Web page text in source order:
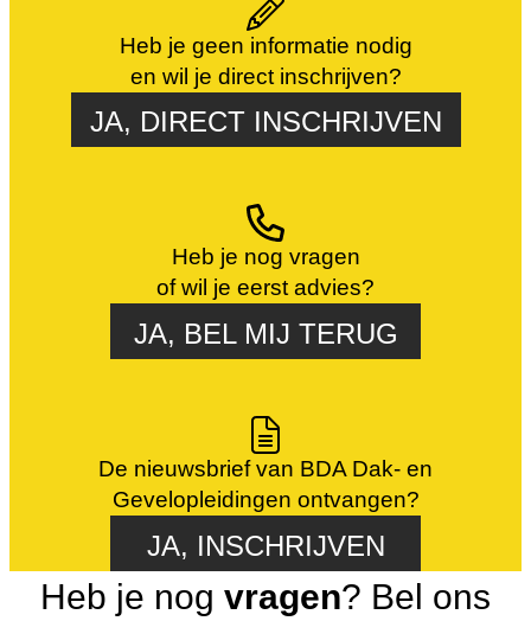
Heb je geen informatie nodig
en wil je direct inschrijven?
JA, DIRECT INSCHRIJVEN
Heb je nog vragen
of wil je eerst advies?
JA, BEL MIJ TERUG
De nieuwsbrief van BDA Dak- en
Gevelopleidingen ontvangen?
JA, INSCHRIJVEN
Heb je nog vragen? Bel ons